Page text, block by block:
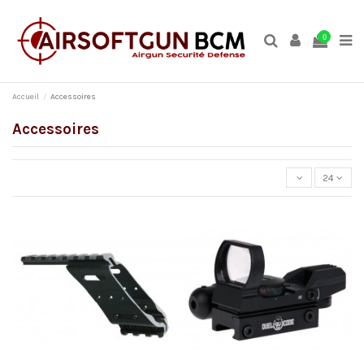
0
Accueil Accessoires
Accessoires
24